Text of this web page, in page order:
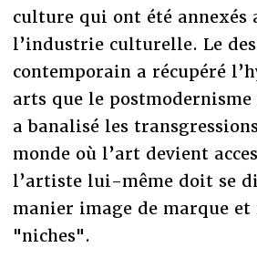
culture qui ont été annexés
l’industrie culturelle. Le
contemporain a récupéré
arts que le
a banalisé les
monde où l’art devient
l’artiste lui-même doit se
manier image de marque et
"niches".